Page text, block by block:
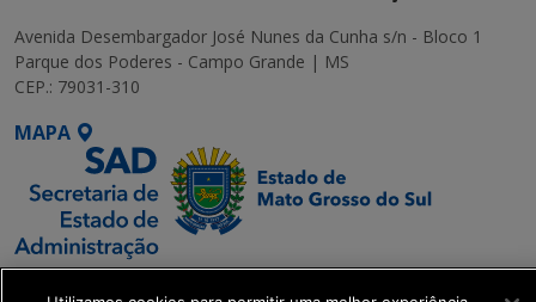
Avenida Desembargador José Nunes da Cunha s/n - Bloco 1
Parque dos Poderes - Campo Grande | MS
CEP.: 79031-310
MAPA